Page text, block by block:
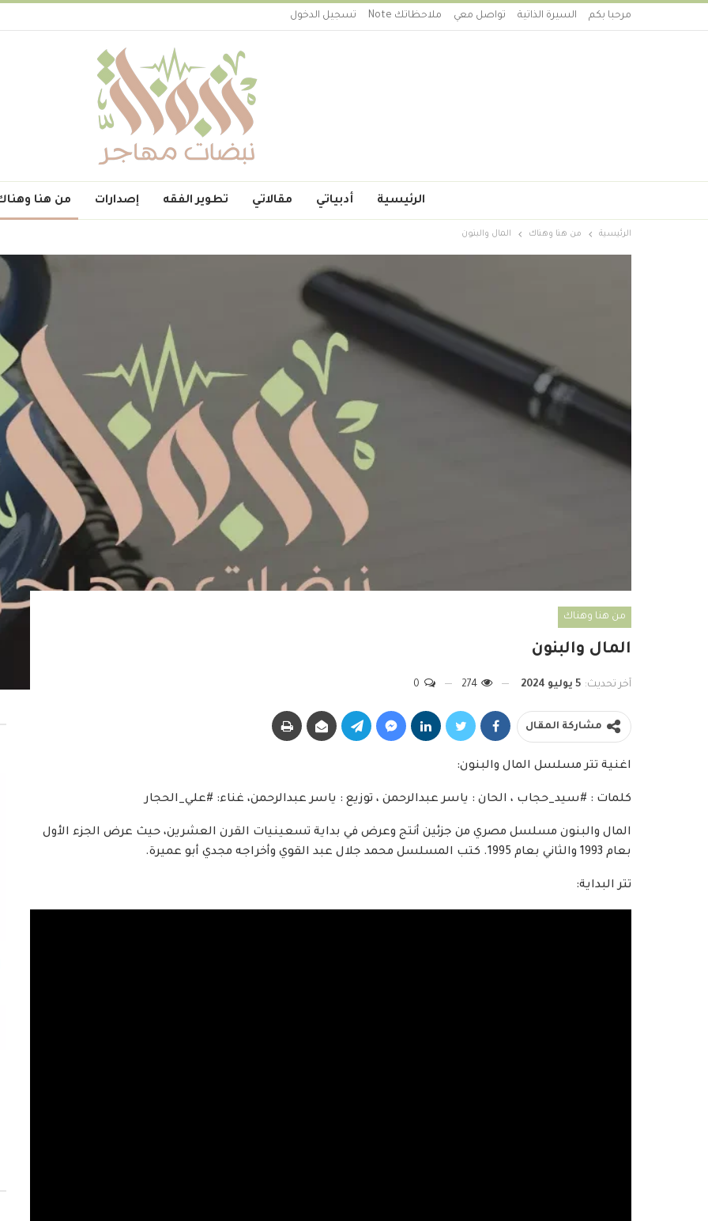
مرحبا بكم السيرة الذاتية تواصل معي ملاحظاتك Note تسجيل الدخول
الرئيسية أدبياتي مقالاتي تطوير الفقه إصدارات من هنا
الرئيسية من هنا وهناك المال والبنون
من هنا وهناك
المال والبنون
آخر تحديث: 5 يوليو 2024
مشاركة المقال
اغنية تتر مسلسل المال والبنون:
كلمات : #سيد_حجاب ، الحان : ياسر عبدالرحمن ، توزيع : ياسر عبدالرحمن، غناء: #علي_الحجار
المال والبنون مسلسل مصري من جزئين أنتج وعرض في بداية تسعينيات القرن العشرين، حيث عرض الجزء الأول
بعام 1993 والثاني بعام 1995. كتب المسلسل محمد جلال عبد القوي وأخراجه مجدي أبو عميرة.
تتر البداية: